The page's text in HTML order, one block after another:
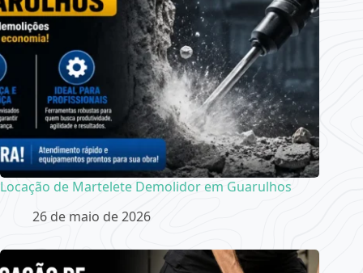
Locação de Martelete Demolidor em Guarulhos
26 de maio de 2026